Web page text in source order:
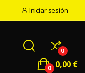
Iniciar sesión
0
0,00 €
0